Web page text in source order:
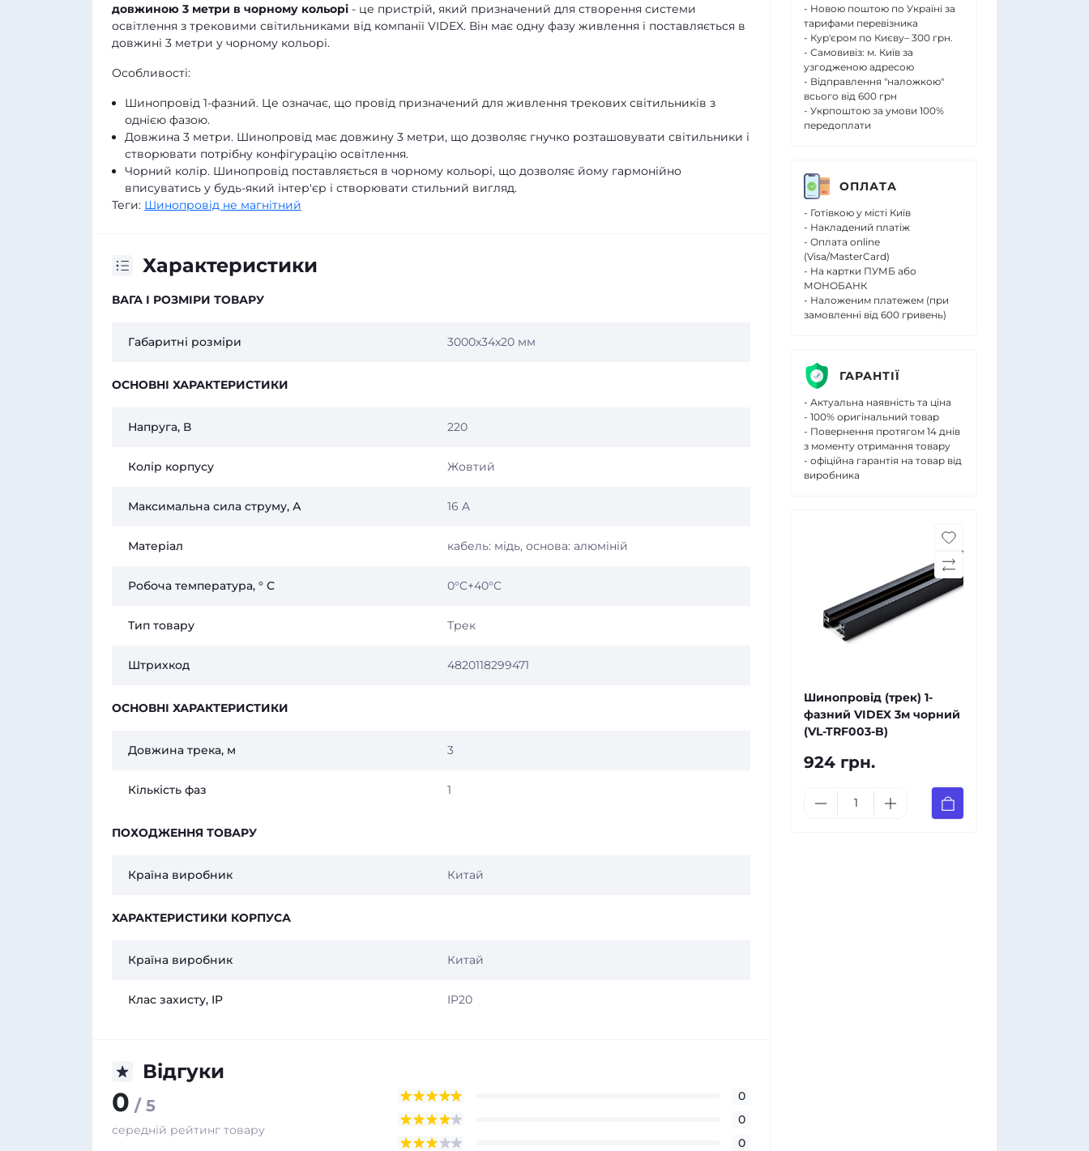
довжиною 3 метри в чорному кольорі - це пристрій, який призначений для створення системи
освітлення з трековими світильниками від компанії VIDEX. Він має одну фазу живлення і поставляється в
довжині 3 метри у чорному кольорі.
Особливості:
Шинопровід 1-фазний. Це означає, що провід призначений для живлення трекових світильників з
однією фазою.
Довжина 3 метри. Шинопровід має довжину 3 метри, що дозволяє гнучко розташовувати світильники і
створювати потрібну конфігурацію освітлення.
Чорний колір. Шинопровід поставляється в чорному кольорі, що дозволяє йому гармонійно
вписуватись у будь-який інтер'єр і створювати стильний вигляд.
Теги: Шинопровід не магнітний
Характеристики
ВАГА І РОЗМІРИ ТОВАРУ
Габаритні розміри 3000x34x20 мм
ОСНОВНІ ХАРАКТЕРИСТИКИ
Напруга, В 220
Колір корпусу Жовтий
Максимальна сила струму, А 16 A
Матеріал кабель: мідь, основа: алюміній
Робоча температура, ° С 0°C+40°C
Тип товару Трек
Штрихкод 4820118299471
ОСНОВНІ ХАРАКТЕРИСТИКИ
Довжина трека, м 3
Кількість фаз 1
ПОХОДЖЕННЯ ТОВАРУ
Країна виробник Китай
ХАРАКТЕРИСТИКИ КОРПУСА
Країна виробник Китай
Клас захисту, IP IP20
Відгуки
0 / 5
середній рейтинг товару
0
0
0
- Новою поштою по Україні за
тарифами перевізника
- Кур'єром по Києву– 300 грн.
- Самовивіз: м. Київ за
узгодженою адресою
- Відправлення "наложкою"
всього від 600 грн
- Укрпоштою за умови 100%
передоплати
ОПЛАТА
- Готівкою у місті Київ
- Накладений платіж
- Оплата online
(Visa/MasterCard)
- На картки ПУМБ або
МОНОБАНК
- Наложеним платежем (при
замовленні від 600 гривень)
ГАРАНТІЇ
- Актуальна наявність та ціна
- 100% оригінальний товар
- Повернення протягом 14 днів
з моменту отримання товару
- офіційна гарантія на товар від
виробника
Шинопровід (трек) 1-
фазний VIDEX 3м чорний
(VL-TRF003-B)
924 грн.